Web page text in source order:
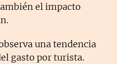
el impacto
una tendencia
gasto por turista.